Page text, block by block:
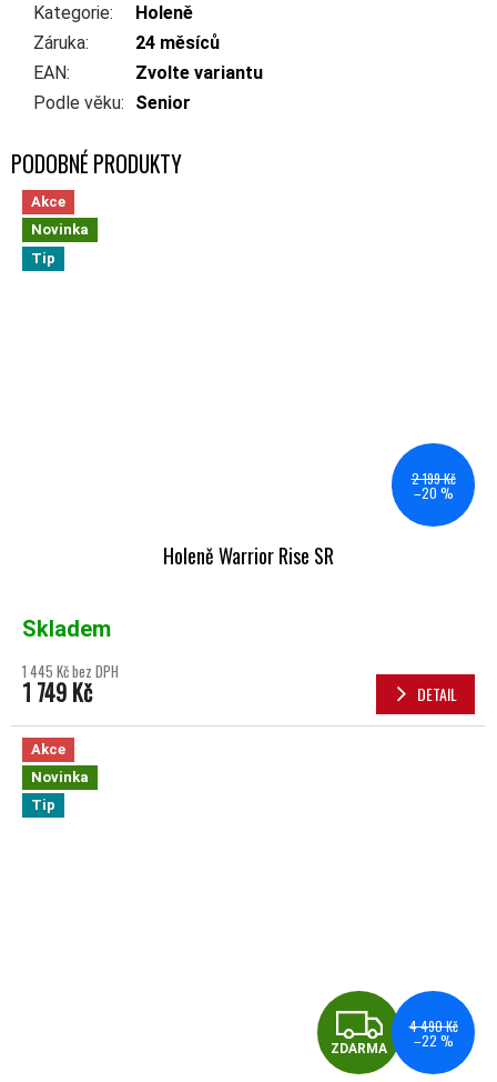
Kategorie:
Holeně
Záruka:
24 měsíců
EAN:
Zvolte variantu
Podle věku: Senior
Akce
Novinka
Tip
2 199 Kč
–20 %
Holeně Warrior Rise SR
Skladem
1 445 Kč bez DPH
1 749 Kč DETAIL
Akce
Novinka
Tip
ZDARMA
4 490 Kč
–22 %